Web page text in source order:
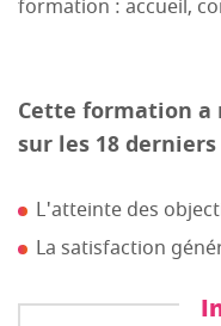
formation : accueil,
Cette formation a
sur les 18
L'atteinte des
La satisfaction